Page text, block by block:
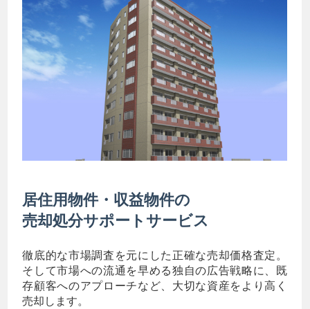
居住用物件・収益物件の
売却処分サポートサービス
徹底的な市場調査を元にした正確な売却価格査定。
そして市場への流通を早める独自の広告戦略に、既
存顧客へのアプローチなど、大切な資産をより高く
売却します。